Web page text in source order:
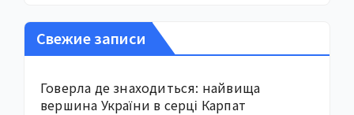
Свежие записи
Говерла де знаходиться: найвища
вершина України в серці Карпат